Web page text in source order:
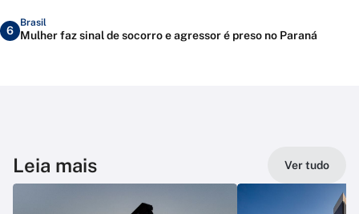
6
Brasil
Mulher faz sinal de socorro e agressor é preso no Paraná
Leia mais Ver tudo